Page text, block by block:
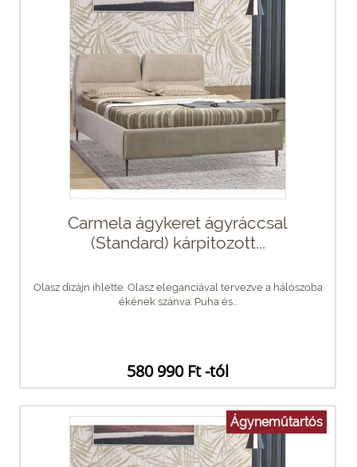
Carmela ágykeret ágyráccsal
(Standard) kárpitozott...
Olasz dizájn ihlette. Olasz eleganciával tervezve a hálószoba
ékének szánva. Puha és...
580 990 Ft -tól
Ágyneműtartós